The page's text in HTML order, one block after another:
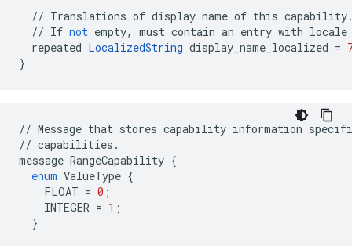
// Translations of display name of this capability
// If not empty, must contain an entry with locale
repeated LocalizedString display_name_localized =
}
// Message that stores capability information
// capabilities .
message RangeCapability {
enum ValueType {
FLOAT = 0 ;
INTEGER = 1 ;
}